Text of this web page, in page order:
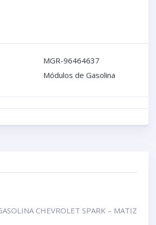
MGR-96464637
Módulos de Gasolina
CHEVROLET SPARK – MATIZ